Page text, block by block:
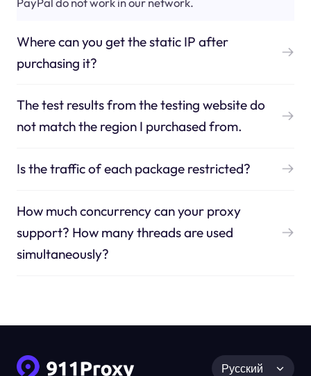
Where can you get the static IP after
purchasing it?
The test results from the testing website do
not match the region I purchased from.
Is the traffic of each package restricted?
How much concurrency can your proxy
support? How many threads are used
simultaneously?
Русский